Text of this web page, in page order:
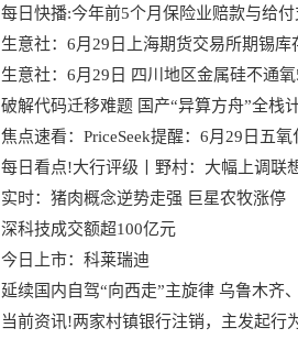
每日快播:今年前5个月保险业赔款与给
生意社：6月29日上海期货交易所期锡库
生意社：6月29日 四川地区金属硅不通
破解代码迁移难题 国产“异算方舟”全栈
焦点速看：PriceSeek提醒：6月29日五
每日看点!大行评级丨野村：大幅上调联
实时：猪肉概念逆势走强 巨星农牧涨停
深科技成交额超100亿元
今日上市：科莱瑞迪
延续国内自驾“向西走”主旋律 乌鲁木齐
当前资讯!两家村镇银行注销，主发起行